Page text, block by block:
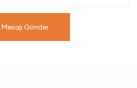
Mesajı Gönder